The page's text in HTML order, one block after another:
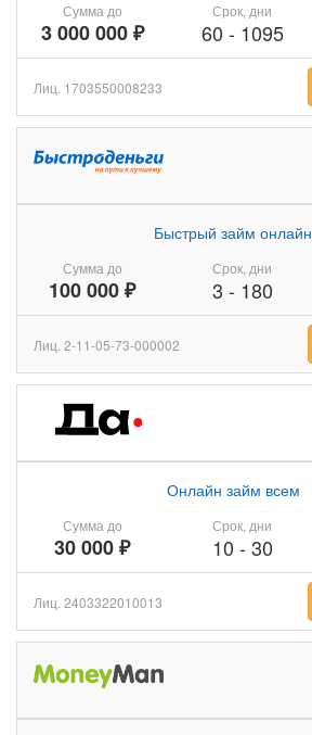
Сумма до
3 000 000 ₽
Срок, дни
60 - 1095
Лиц. 1703550008233
Сумма до
100 000 ₽
Быстрый займ онлайн
Срок, дни
3 - 180
Лиц. 2-11-05-73-000002
Сумма до
30 000 ₽
Онлайн займ всем
Срок, дни
10 - 30
Лиц. 2403322010013